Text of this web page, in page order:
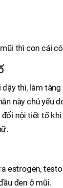
thì con cái
thì, làm
này chủ yếu
nội tiết tố
estrogen,
đen ở mũi.